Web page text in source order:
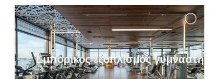
Εμπορικός εξοπλισμός